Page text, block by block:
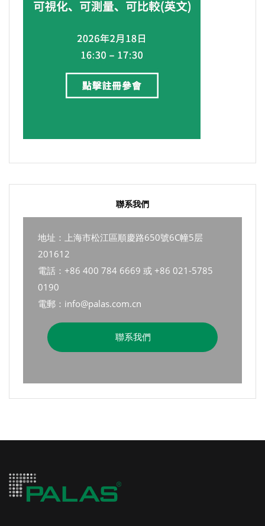
聯系我們
地址：上海市松江區順慶路650號6C幢5层
201612
電話：+86 400 784 6669 或 +86 021-5785
0190
電郵：info@palas.com.cn
聯系我們